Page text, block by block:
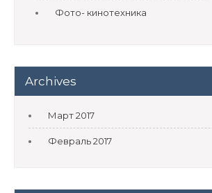
Фото- кинотехника
Archives
Март 2017
Февраль 2017